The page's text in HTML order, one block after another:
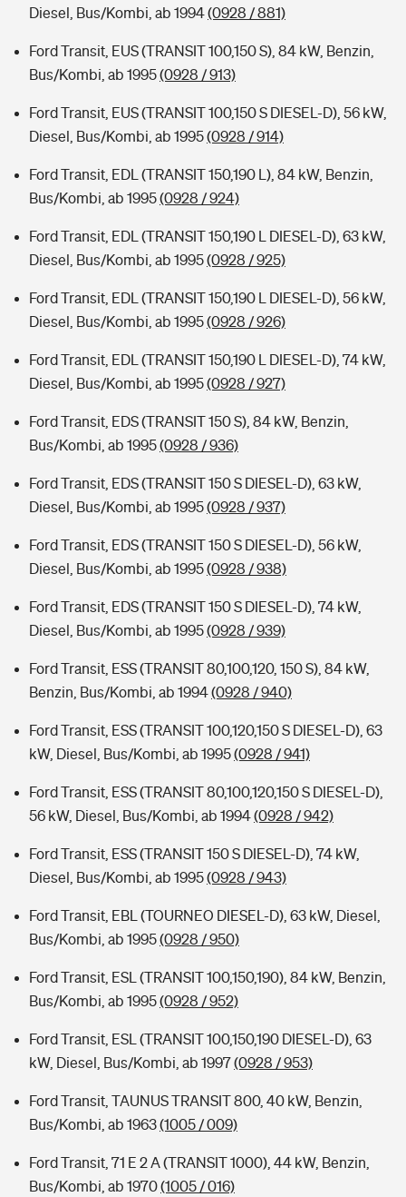
Diesel, Bus/Kombi, ab 1994(0928 / 881)
Ford Transit, EUS (TRANSIT 100,150 S), 84 kW, Benzin,
Bus/Kombi, ab 1995(0928 / 913)
Ford Transit, EUS (TRANSIT 100,150 S DIESEL-D), 56 kW,
Diesel, Bus/Kombi, ab 1995(0928 / 914)
Ford Transit, EDL (TRANSIT 150,190 L), 84 kW, Benzin,
Bus/Kombi, ab 1995(0928 / 924)
Ford Transit, EDL (TRANSIT 150,190 L DIESEL-D), 63 kW,
Diesel, Bus/Kombi, ab 1995(0928 / 925)
Ford Transit, EDL (TRANSIT 150,190 L DIESEL-D), 56 kW,
Diesel, Bus/Kombi, ab 1995(0928 / 926)
Ford Transit, EDL (TRANSIT 150,190 L DIESEL-D), 74 kW,
Diesel, Bus/Kombi, ab 1995(0928 / 927)
Ford Transit, EDS (TRANSIT 150 S), 84 kW, Benzin,
Bus/Kombi, ab 1995(0928 / 936)
Ford Transit, EDS (TRANSIT 150 S DIESEL-D), 63 kW,
Diesel, Bus/Kombi, ab 1995(0928 / 937)
Ford Transit, EDS (TRANSIT 150 S DIESEL-D), 56 kW,
Diesel, Bus/Kombi, ab 1995(0928 / 938)
Ford Transit, EDS (TRANSIT 150 S DIESEL-D), 74 kW,
Diesel, Bus/Kombi, ab 1995(0928 / 939)
Ford Transit, ESS (TRANSIT 80,100,120, 150 S), 84 kW,
Benzin, Bus/Kombi, ab 1994(0928 / 940)
Ford Transit, ESS (TRANSIT 100,120,150 S DIESEL-D), 63
kW, Diesel, Bus/Kombi, ab 1995(0928 / 941)
Ford Transit, ESS (TRANSIT 80,100,120,150 S DIESEL-D),
56 kW, Diesel, Bus/Kombi, ab 1994(0928 / 942)
Ford Transit, ESS (TRANSIT 150 S DIESEL-D), 74 kW,
Diesel, Bus/Kombi, ab 1995(0928 / 943)
Ford Transit, EBL (TOURNEO DIESEL-D), 63 kW, Diesel,
Bus/Kombi, ab 1995(0928 / 950)
Ford Transit, ESL (TRANSIT 100,150,190), 84 kW, Benzin,
Bus/Kombi, ab 1995(0928 / 952)
Ford Transit, ESL (TRANSIT 100,150,190 DIESEL-D), 63
kW, Diesel, Bus/Kombi, ab 1997(0928 / 953)
Ford Transit, TAUNUS TRANSIT 800, 40 kW, Benzin,
Bus/Kombi, ab 1963(1005 / 009)
Ford Transit, 71 E 2 A (TRANSIT 1000), 44 kW, Benzin,
Bus/Kombi, ab 1970(1005 / 016)